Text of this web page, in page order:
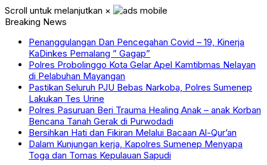
Scroll untuk melanjutkan ×
Breaking News
Penanggulangan Dan Pencegahan Covid – 19, Kinerja
KaDinkes Pemalang ” Gagap”
Polres Probolinggo Kota Gelar Apel Kamtibmas Nelayan
di Pelabuhan Mayangan
Pastikan Seluruh PJU Bebas Narkoba, Polres Sumenep
Lakukan Tes Urine
Polres Pasuruan Beri Trauma Healing Anak – anak Korban
Bencana Tanah Gerak di Purwodadi
Bersihkan Hati dan Fikiran Melalui Bacaan Al-Qur’an
Dalam Kunjungan kerja, Kapolres Sumenep Menyapa
Toga dan Tomas Kepulauan Sapudi